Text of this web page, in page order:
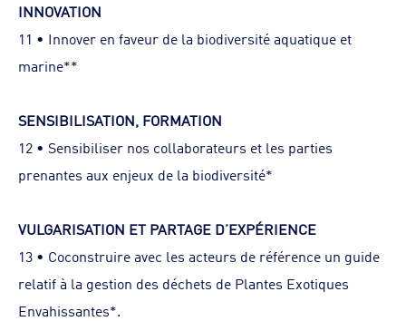
INNOVATION
11 • Innover en faveur de la biodiversité aquatique et
marine**
SENSIBILISATION, FORMATION
12 • Sensibiliser nos collaborateurs et les parties
prenantes aux enjeux de la biodiversité*
VULGARISATION ET PARTAGE D’EXPÉRIENCE
13 • Coconstruire avec les acteurs de référence un guide
relatif à la gestion des déchets de Plantes Exotiques
Envahissantes*.